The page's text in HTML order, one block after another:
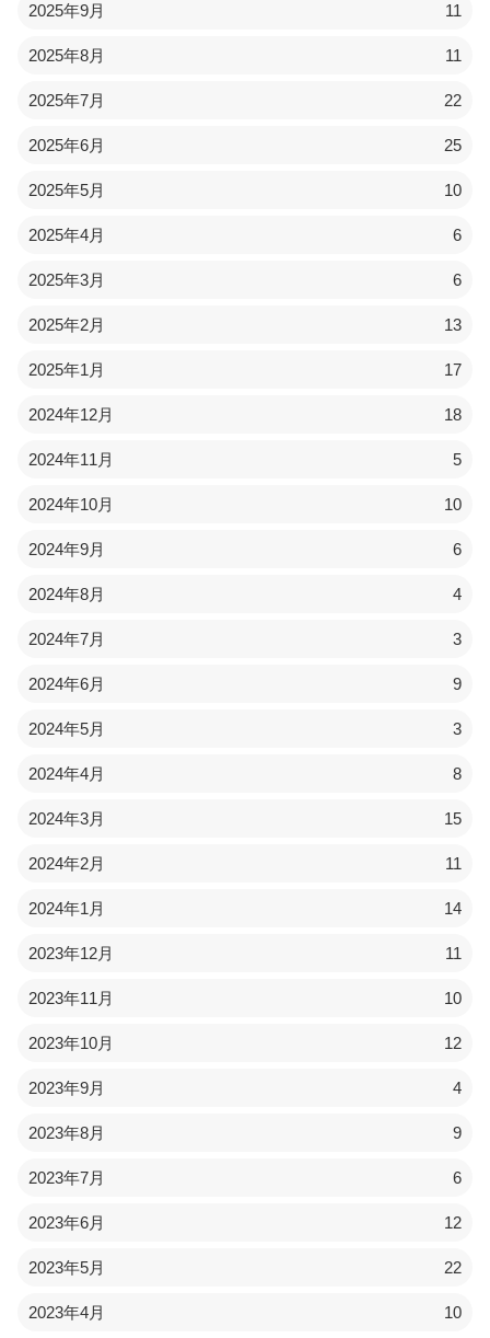
2025年9月 11
2025年8月 11
2025年7月 22
2025年6月 25
2025年5月 10
2025年4月 6
2025年3月 6
2025年2月 13
2025年1月 17
2024年12月 18
2024年11月 5
2024年10月 10
2024年9月 6
2024年8月 4
2024年7月 3
2024年6月 9
2024年5月 3
2024年4月 8
2024年3月 15
2024年2月 11
2024年1月 14
2023年12月 11
2023年11月 10
2023年10月 12
2023年9月 4
2023年8月 9
2023年7月 6
2023年6月 12
2023年5月 22
2023年4月 10